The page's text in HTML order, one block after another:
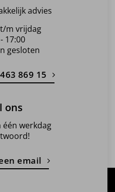
advies
m vrijdag
17:00
gesloten
869 15
ons
werkdag
email